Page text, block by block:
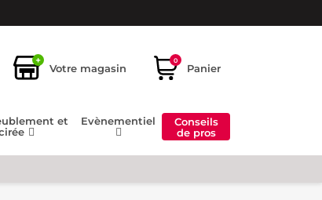
+
Votre magasin
0
Panier
et
Evènementiel
Conseils
de pros